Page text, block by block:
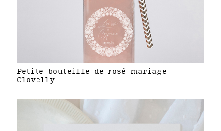
Petite bouteille de rosé mariage
Clovelly